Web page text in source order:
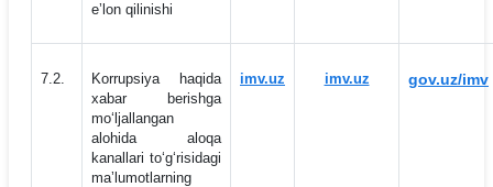
eʼlon qilinishi
7.2.
Korrupsiya haqida
xabar berishga
mo‘ljallangan
alohida aloqa
kanallari to‘g‘risidagi
maʼlumotlarning
imv.uz imv.uz gov.uz/imv